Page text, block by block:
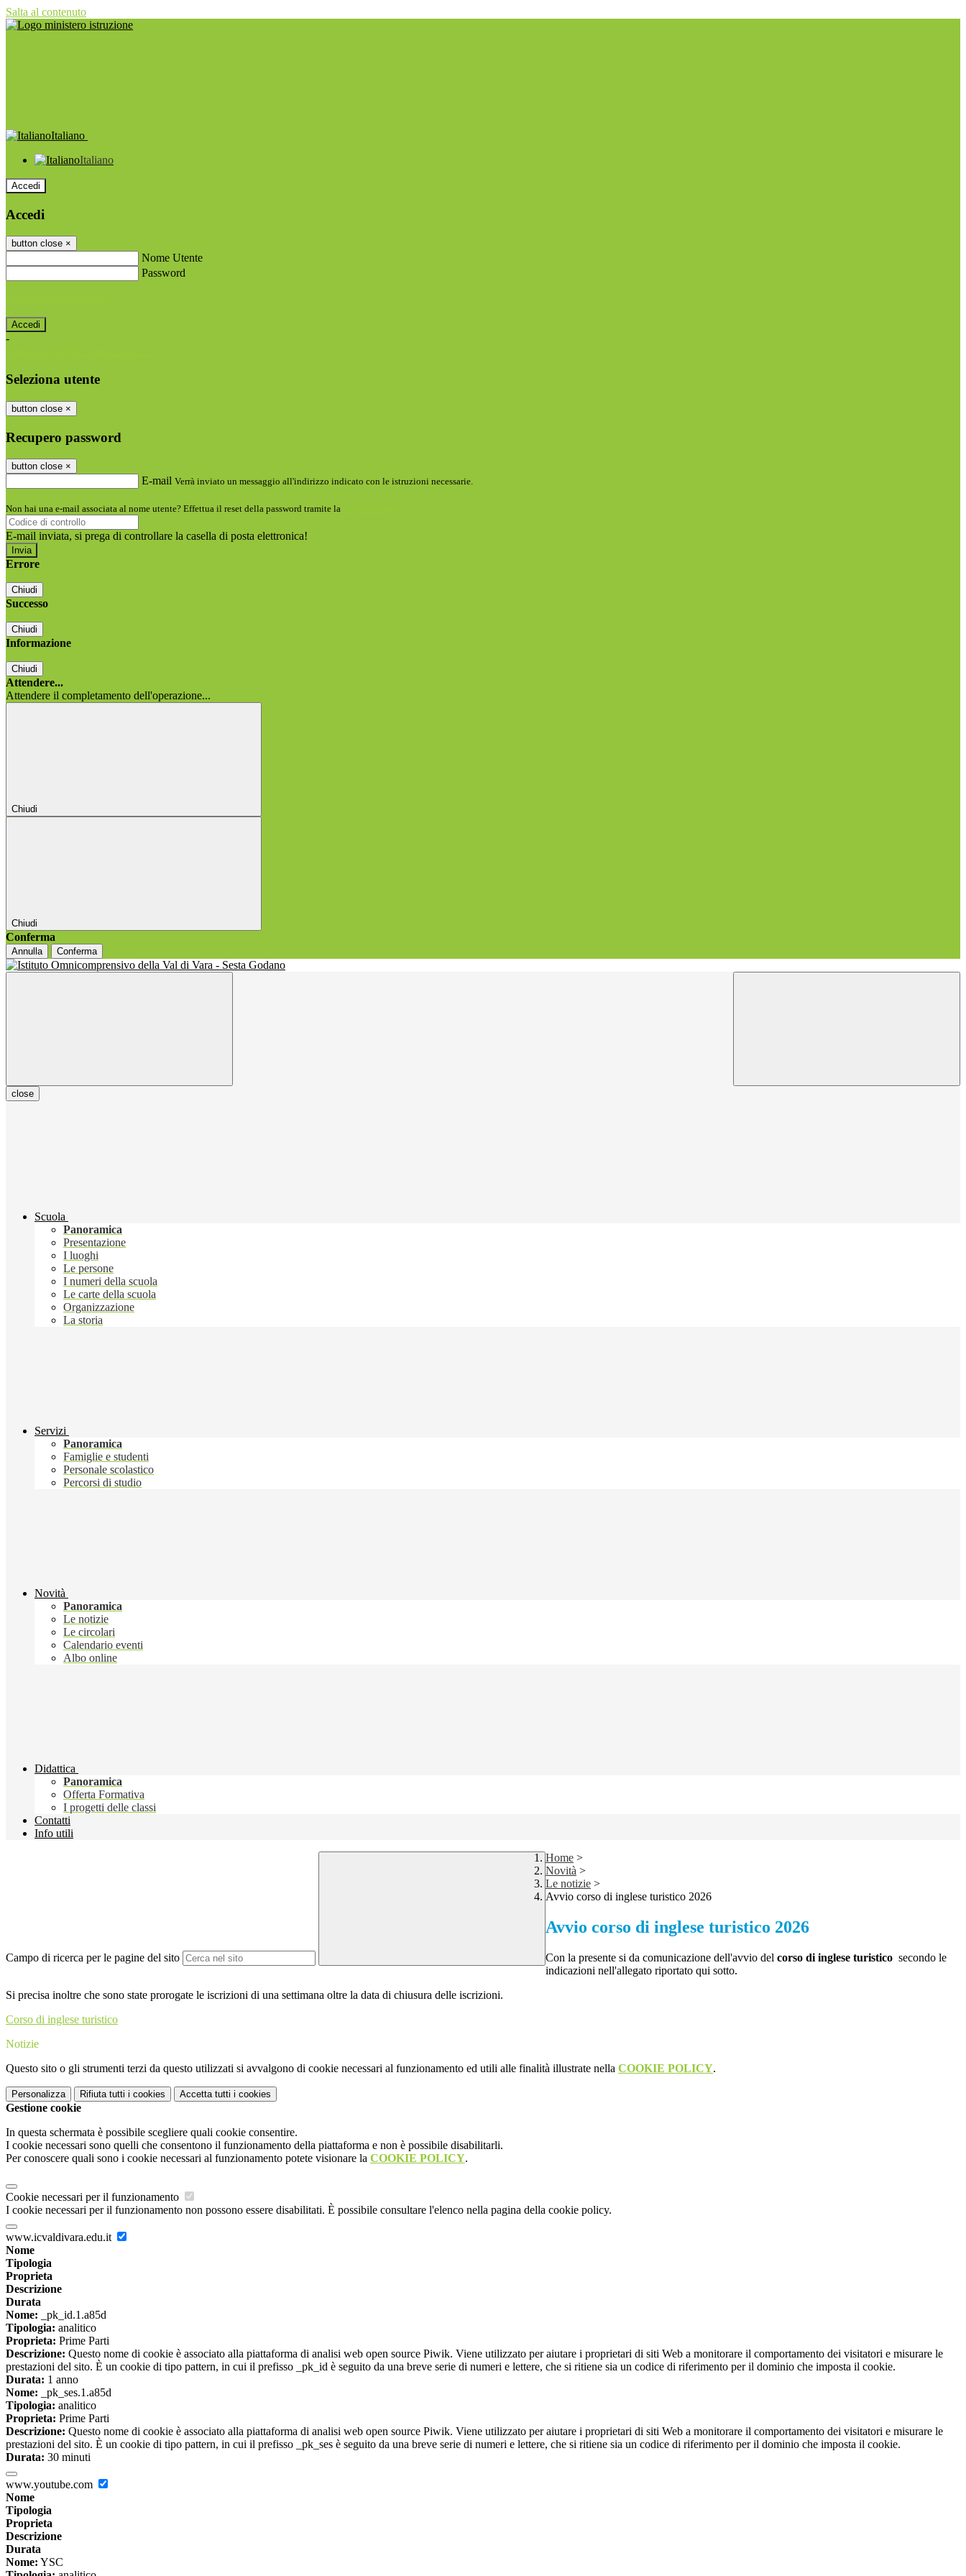
Salta al contenuto
Italiano
Italiano
Accedi
Accedi
button close ×
Nome Utente
Password
-
Seleziona utente
button close ×
Recupero password
button close ×
E-mail Verrà inviato un messaggio all'indirizzo indicato con le istruzioni necessarie.
Non hai una e-mail associata al nome utente? Effettua il reset della password tramite la
E-mail inviata, si prega di controllare la casella di posta elettronica!
Errore
Chiudi
Successo
Chiudi
Informazione
Chiudi
Attendere...
Attendere il completamento dell'operazione...
Chiudi
Chiudi
Conferma
Annulla Conferma
close
Scuola
Panoramica
Presentazione
I luoghi
Le persone
I numeri della scuola
Le carte della scuola
Organizzazione
La storia
Servizi
Panoramica
Famiglie e studenti
Personale scolastico
Percorsi di studio
Novità
Panoramica
Le notizie
Le circolari
Calendario eventi
Albo online
Didattica
Panoramica
Offerta Formativa
I progetti delle classi
Contatti
Info utili
Campo di ricerca per le pagine del sito
Home >
Novità >
Le notizie >
Avvio corso di inglese turistico 2026
Avvio corso di inglese turistico 2026
Con la presente si da comunicazione dell'avvio del corso di inglese turistico secondo le
indicazioni nell'allegato riportato qui sotto.
Si precisa inoltre che sono state prorogate le iscrizioni di una settimana oltre la data di chiusura delle iscrizioni.
Corso di inglese turistico
Notizie
Questo sito o gli strumenti terzi da questo utilizzati si avvalgono di cookie necessari al funzionamento ed utili alle finalità illustrate nella COOKIE POLICY.
Personalizza Rifiuta tutti i cookies Accetta tutti i cookies
Gestione cookie
In questa schermata è possibile scegliere quali cookie consentire.
I cookie necessari sono quelli che consentono il funzionamento della piattaforma e non è possibile disabilitarli.
Per conoscere quali sono i cookie necessari al funzionamento potete visionare la COOKIE POLICY.
Cookie necessari per il funzionamento
I cookie necessari per il funzionamento non possono essere disabilitati. È possibile consultare l'elenco nella pagina della cookie policy.
www.icvaldivara.edu.it
Nome
Tipologia
Proprieta
Descrizione
Durata
Nome: _pk_id.1.a85d
Tipologia: analitico
Proprieta: Prime Parti
Descrizione: Questo nome di cookie è associato alla piattaforma di analisi web open source Piwik. Viene utilizzato per aiutare i proprietari di siti Web a monitorare il comportamento dei visitatori e misurare le
prestazioni del sito. È un cookie di tipo pattern, in cui il prefisso _pk_id è seguito da una breve serie di numeri e lettere, che si ritiene sia un codice di riferimento per il dominio che imposta il cookie.
Durata: 1 anno
Nome: _pk_ses.1.a85d
Tipologia: analitico
Proprieta: Prime Parti
Descrizione: Questo nome di cookie è associato alla piattaforma di analisi web open source Piwik. Viene utilizzato per aiutare i proprietari di siti Web a monitorare il comportamento dei visitatori e misurare le
prestazioni del sito. È un cookie di tipo pattern, in cui il prefisso _pk_ses è seguito da una breve serie di numeri e lettere, che si ritiene sia un codice di riferimento per il dominio che imposta il cookie.
Durata: 30 minuti
www.youtube.com
Nome
Tipologia
Proprieta
Descrizione
Durata
Nome: YSC